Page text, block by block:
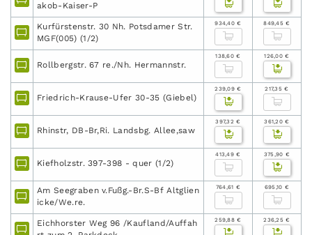
akob-Kaiser-P
Kurfürstenstr. 30 Nh. Potsdamer Str.
MGF(005) (1/2)
934,40 € 849,45 €
Rollbergstr. 67 re./Nh. Hermannstr.
138,60 € 126,00 €
Friedrich-Krause-Ufer 30-35 (Giebel)
239,09 € 217,35 €
Rhinstr, DB-Br,Ri. Landsbg. Allee,saw
397,32 € 361,20 €
Kiefholzstr. 397-398 - quer (1/2)
413,49 € 375,90 €
Am Seegraben v.Fußg.-Br.S-Bf Altglien
icke/We.re.
764,61 € 695,10 €
Eichhorster Weg 96 /Kaufland/Auffah
259,88 € 236,25 €